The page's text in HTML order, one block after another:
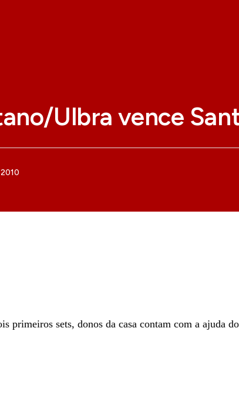
Ulbra vence
primeiros sets, donos da casa contam com a ajuda